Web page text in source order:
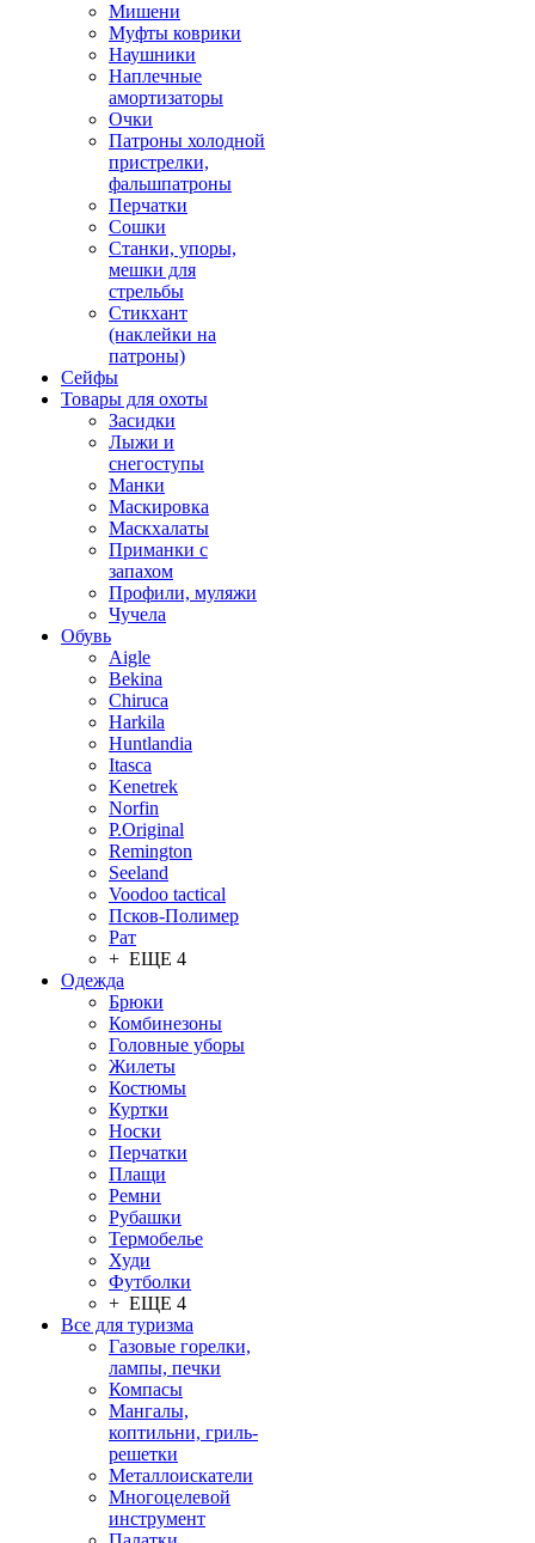
Мишени
Муфты коврики
Наушники
Наплечные
амортизаторы
Очки
Патроны холодной
пристрелки,
фальшпатроны
Перчатки
Сошки
Станки, упоры,
мешки для
стрельбы
Стикхант
(наклейки на
патроны)
Сейфы
Товары для охоты
Засидки
Лыжи и
снегоступы
Манки
Маскировка
Маскхалаты
Приманки с
запахом
Профили, муляжи
Чучела
Обувь
Aigle
Bekina
Chiruсa
Harkila
Huntlandia
Itasca
Kenetrek
Norfin
P.Original
Remington
Seeland
Voodoo tactical
Псков-Полимер
Рат
+ ЕЩЕ 4
Одежда
Брюки
Комбинезоны
Головные уборы
Жилеты
Костюмы
Куртки
Носки
Перчатки
Плащи
Ремни
Рубашки
Термобелье
Худи
Футболки
+ ЕЩЕ 4
Все для туризма
Газовые горелки,
лампы, печки
Компасы
Мангалы,
коптильни, гриль-
решетки
Металлоискатели
Многоцелевой
инструмент